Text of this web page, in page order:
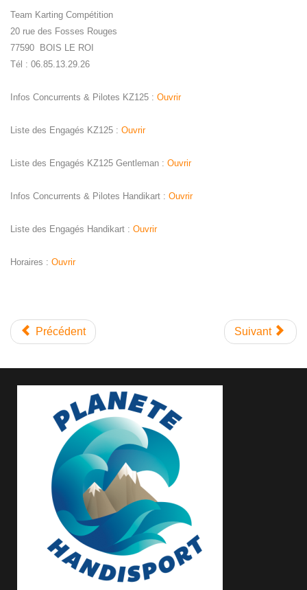
Team Karting Compétition
20 rue des Fosses Rouges
77590 BOIS LE ROI
Tél : 06.85.13.29.26
Infos Concurrents & Pilotes KZ125 : Ouvrir
Liste des Engagés KZ125 : Ouvrir
Liste des Engagés KZ125 Gentleman : Ouvrir
Infos Concurrents & Pilotes Handikart : Ouvrir
Liste des Engagés Handikart : Ouvrir
Horaires : Ouvrir
Précédent Suivant